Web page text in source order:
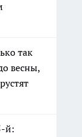
так
весны,
й: